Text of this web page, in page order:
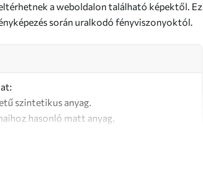
a weboldalon található képektől. Ez
során uralkodó fényviszonyoktól.
szintetikus anyag.
hasonló matt anyag.